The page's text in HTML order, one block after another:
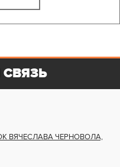
ВЯЧЕСЛАВА ЧЕРНОВОЛА,